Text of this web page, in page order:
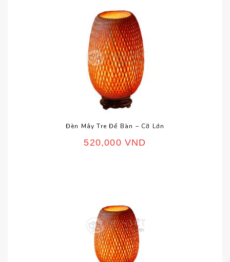
Đèn Mây Tre Để Bàn – Cỡ Lớn
520,000 VND